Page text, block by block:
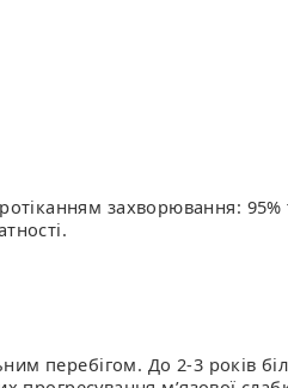
захворювання: 95%
перебігом. До 2-3 років